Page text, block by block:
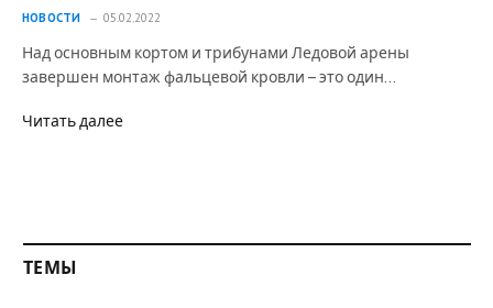
НОВОСТИ 05.02.2022
Над основным кортом и трибунами Ледовой арены
завершен монтаж фальцевой кровли – это один…
Читать далее
ТЕМЫ